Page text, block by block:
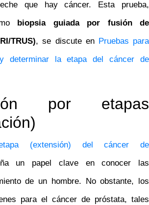
que hay cáncer. Esta prueba,
biopsia guiada por fusión de
TRUS), se discute en Pruebas para
determinar la etapa del cáncer de
por etapas
(extensión) del cáncer de
un papel clave en conocer las
de un hombre. No obstante, los
para el cáncer de próstata, tales